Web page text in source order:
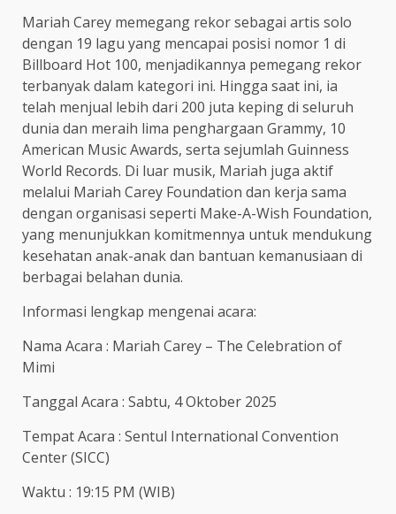
Mariah Carey memegang rekor sebagai artis solo
dengan 19 lagu yang mencapai posisi nomor 1 di
Billboard Hot 100, menjadikannya pemegang rekor
terbanyak dalam kategori ini. Hingga saat ini, ia
telah menjual lebih dari 200 juta keping di seluruh
dunia dan meraih lima penghargaan Grammy, 10
American Music Awards, serta sejumlah Guinness
World Records. Di luar musik, Mariah juga aktif
melalui Mariah Carey Foundation dan kerja sama
dengan organisasi seperti Make-A-Wish Foundation,
yang menunjukkan komitmennya untuk mendukung
kesehatan anak-anak dan bantuan kemanusiaan di
berbagai belahan dunia.
Informasi lengkap mengenai acara:
Nama Acara : Mariah Carey – The Celebration of
Mimi
Tanggal Acara : Sabtu, 4 Oktober 2025
Tempat Acara : Sentul International Convention
Center (SICC)
Waktu : 19:15 PM (WIB)